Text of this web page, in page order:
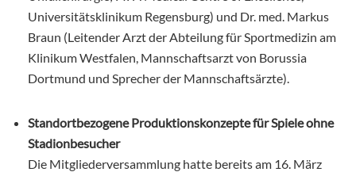
Universitätsklinikum Regensburg) und Dr. med. Markus
Braun (Leitender Arzt der Abteilung für Sportmedizin am
Klinikum Westfalen, Mannschaftsarzt von Borussia
Dortmund und Sprecher der Mannschaftsärzte).
Standortbezogene Produktionskonzepte für Spiele ohne
Stadionbesucher
Die Mitgliederversammlung hatte bereits am 16. März